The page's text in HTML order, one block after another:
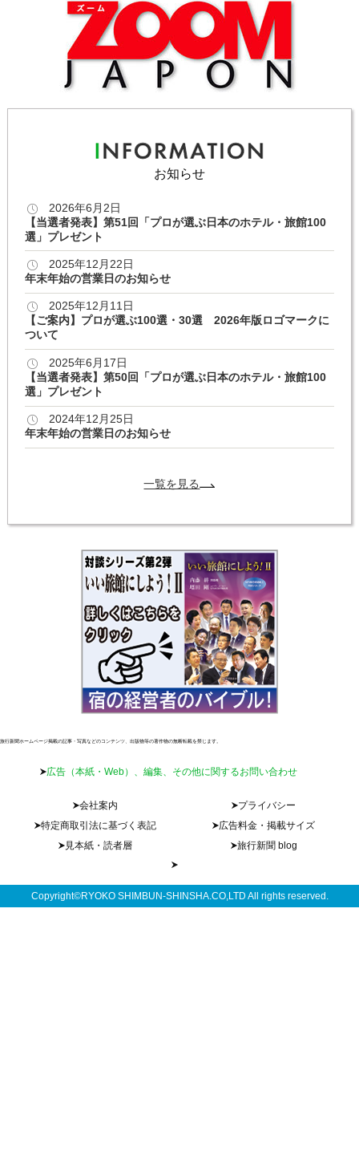
お知らせ
2026年6月2日
【当選者発表】第51回「プロが選ぶ日本のホテル・旅館100
選」プレゼント
2025年12月22日
年末年始の営業日のお知らせ
2025年12月11日
【ご案内】プロが選ぶ100選・30選 2026年版ロゴマークに
ついて
2025年6月17日
【当選者発表】第50回「プロが選ぶ日本のホテル・旅館100
選」プレゼント
2024年12月25日
年末年始の営業日のお知らせ
一覧を見る
旅行新聞ホームページ掲載の記事・写真などのコンテンツ、出版物等の著作物の無断転載を禁じます。
広告（本紙・Web）、編集、その他に関するお問い合わせ
会社案内
プライバシー
特定商取引法に基づく表記
広告料金・掲載サイズ
見本紙・読者層
旅行新聞 blog
Copyright©RYOKO SHIMBUN-SHINSHA.CO,LTD All rights reserved.